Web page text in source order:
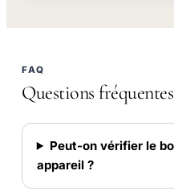
FAQ
Questions fréquentes
Peut-on vérifier le
appareil ?